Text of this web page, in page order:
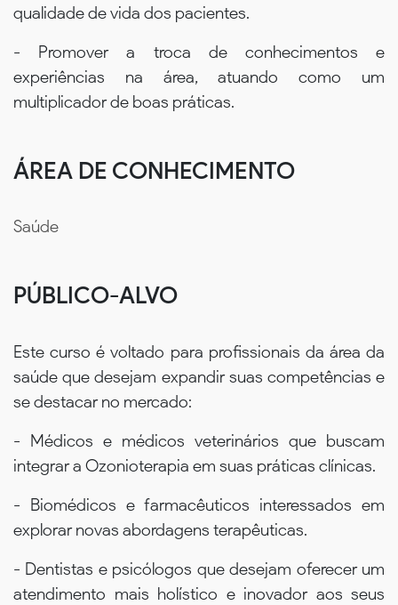
qualidade de vida dos pacientes.
- Promover a troca de conhecimentos e
experiências na área, atuando como um
multiplicador de boas práticas.
ÁREA DE CONHECIMENTO
Saúde
PÚBLICO-ALVO
Este curso é voltado para profissionais da área da
saúde que desejam expandir suas competências e
se destacar no mercado:
- Médicos e médicos veterinários que buscam
integrar a Ozonioterapia em suas práticas clínicas.
- Biomédicos e farmacêuticos interessados em
explorar novas abordagens terapêuticas.
- Dentistas e psicólogos que desejam oferecer um
atendimento mais holístico e inovador aos seus